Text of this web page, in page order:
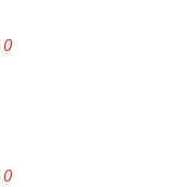
0
0